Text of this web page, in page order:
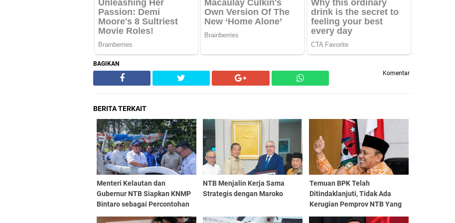
BAGIKAN
Komentar
BERITA TERKAIT
Menteri Kelautan dan
Gubernur NTB Siapkan KNMP
Bintaro sebagai Percontohan
NTB Menjalin Kerja Sama
Strategis dengan Maroko
Temuan BPK Telah
Ditindaklanjuti, Tidak Ada
Kerugian Pemprov NTB Yang